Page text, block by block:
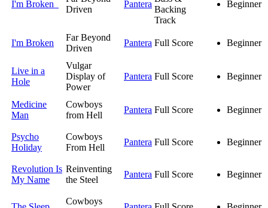
I'm Broken
Driven
Pantera
Backing
Track
Beginner
I'm Broken
Far Beyond
Driven
Pantera Full Score Beginner
Live in a
Hole
Vulgar
Display of
Power
Pantera Full Score Beginner
Medicine
Man
Cowboys
from Hell
Pantera Full Score Beginner
Psycho
Holiday
Cowboys
From Hell
Pantera Full Score Beginner
Revolution Is
My Name
Reinventing
the Steel
Pantera Full Score Beginner
Cowboys